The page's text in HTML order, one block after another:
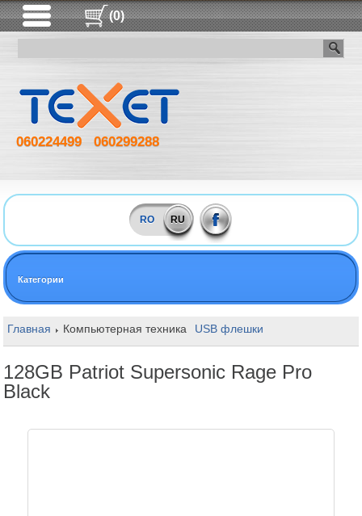
(0)
060224499 060299288
RO RU
Категории
Главная Компьютерная техника USB флешки
128GB Patriot Supersonic Rage Pro
Black